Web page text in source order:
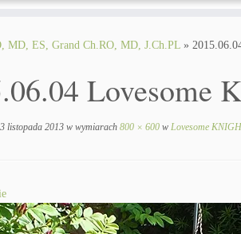
MD, ES, Grand Ch.RO, MD, J.Ch.PL »
Lovesome
3 listopada 2013 w wymiarach 800 × 600 w Lovesome